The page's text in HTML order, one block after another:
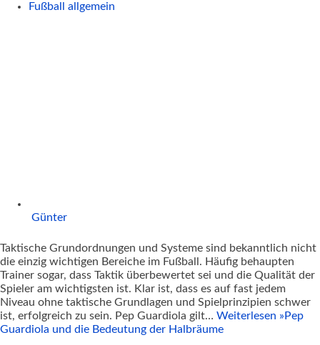
Fußball allgemein
Günter
Taktische Grundordnungen und Systeme sind bekanntlich nicht
die einzig wichtigen Bereiche im Fußball. Häufig behaupten
Trainer sogar, dass Taktik überbewertet sei und die Qualität der
Spieler am wichtigsten ist. Klar ist, dass es auf fast jedem
Niveau ohne taktische Grundlagen und Spielprinzipien schwer
ist, erfolgreich zu sein. Pep Guardiola gilt… Weiterlesen » Pep
Guardiola und die Bedeutung der Halbräume